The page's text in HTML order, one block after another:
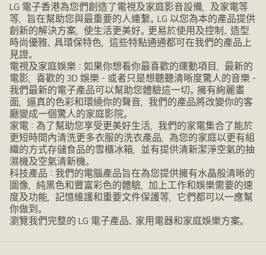
LG 電子香港為您們創造了電視及家庭影音設備，及家電等
等，旨在幫助您與最重要的人連繫。LG 以您為本的產品提供
創新的解決方案，使生活更美好。更易於使用及控制、造型
時尚優雅、具環保特色，這些特點通通都可在我們的產品上
見證。
電視及家庭娛樂：如果你想看你最喜歡的運動項目，最新的
電影，喜歡的 3D 娛樂 - 或者只是想聽聽清晰度驚人的音樂 -
我們最新的電子產品可以幫助您體驗這一切。擁有絢麗畫
面，逼真的色彩和環繞你的聲音，我們的產品將改變你的客
廳變成一個驚人的家庭影院。
家電：為了幫助您享受更美好生活，我們的家電集合了能於
更短時間內清洗更多衣服的洗衣產品，為您的家庭以更有組
織的方式存儲食品的雪櫃冰箱，並有提供清新潔淨空氣的抽
濕機及空氣清新機。
科技產品：我們的電腦產品旨在為您提供擁有水晶般清晰的
圖像，純黑色和豐富彩色的體驗，加上工作和娛樂需要的速
度及功能，記憶維護和重要文件保護等，它們都可以一應幫
你做到。
瀏覽我們完整的 LG 電子產品、家用電器和家庭娛樂方案。